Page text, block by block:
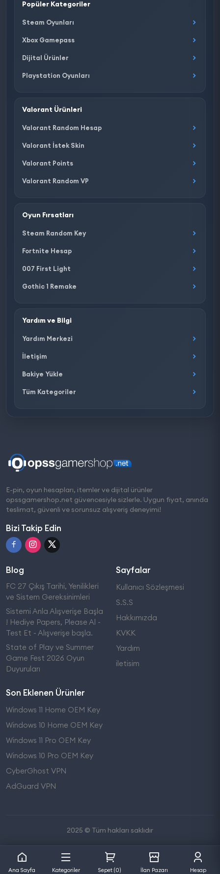
Ana Sayfa Kategoriler Sepet (0) İlan Pazarı Hesap
Popüler Kategoriler
Steam Oyunları
Xbox Gamepass
Dijital Ürünler
Playstation Oyunları
Valorant Ürünleri
Valorant Random Hesap
Valorant İstek Skin
Valorant Points
Valorant Random VP
Oyun Fırsatları
Steam Random Key
Fortnite Hesap
007 First Light
Gothic 1 Remake
Yardım ve Bilgi
Yardım Merkezi
İletişim
Bakiye Yükle
Tüm Kategoriler
E-pin, oyun hesapları, itemler ve dijital ürünler
opssgamershop.net güvencesiyle sizlerle. Uygun fiyat, anında
teslimat, güvenli ve sorunsuz alışveriş deneyimi!
Bizi Takip Edin
Blog
FC 27 Çıkış Tarihi, Yenilikleri
ve Sistem Gereksinimleri
Sistemi Anla Alışverişe Başla
! Hediye Papers, Please Al -
Test Et - Alışverişe başla.
State of Play ve Summer
Game Fest 2026 Oyun
Duyuruları
Sayfalar
Kullanıcı Sözleşmesi
S.S.S
Hakkımızda
KVKK
Yardım
iletisim
Son Eklenen Ürünler
Windows 11 Home OEM Key
Windows 10 Home OEM Key
Windows 11 Pro OEM Key
Windows 10 Pro OEM Key
CyberGhost VPN
AdGuard VPN
2025 © Tüm hakları saklıdır